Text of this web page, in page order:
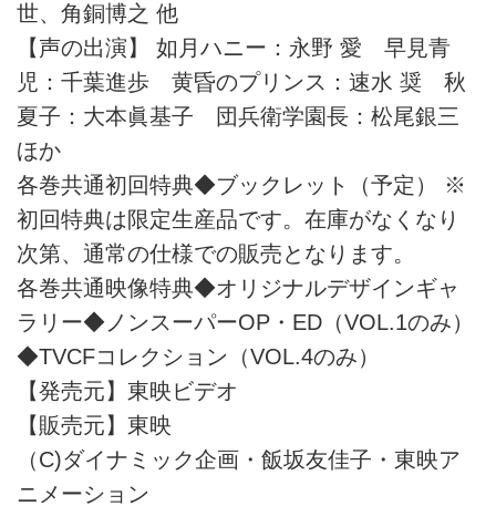
世、角銅博之 他
【声の出演】 如月ハニー：永野 愛 早見青
児：千葉進歩 黄昏のプリンス：速水 奨 秋
夏子：大本眞基子 団兵衛学園長：松尾銀三
ほか
各巻共通初回特典◆ブックレット（予定） ※
初回特典は限定生産品です。在庫がなくなり
次第、通常の仕様での販売となります。
各巻共通映像特典◆オリジナルデザインギャ
ラリー◆ノンスーパーOP・ED（VOL.1のみ）
◆TVCFコレクション（VOL.4のみ）
【発売元】東映ビデオ
【販売元】東映
（C)ダイナミック企画・飯坂友佳子・東映ア
ニメーション